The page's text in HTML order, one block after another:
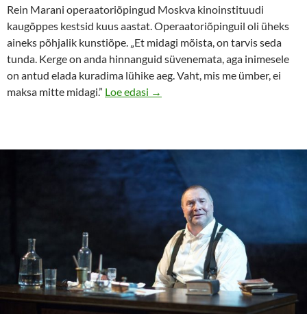
Rein Marani operaatoriõpingud Moskva kinoinstituudi
kaugõppes kestsid kuus aastat. Operaatoriõpinguil oli üheks
aineks põhjalik kunstiõpe. „Et midagi mõista, on tarvis seda
tunda. Kerge on anda hinnanguid süvenemata, aga inimesele
on antud elada kuradima lühike aeg. Vaht, mis me ümber, ei
maksa mitte midagi.” Loe edasi Rein Maran: mida aeglasemalt
→